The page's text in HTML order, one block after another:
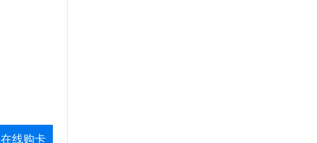
在线购卡